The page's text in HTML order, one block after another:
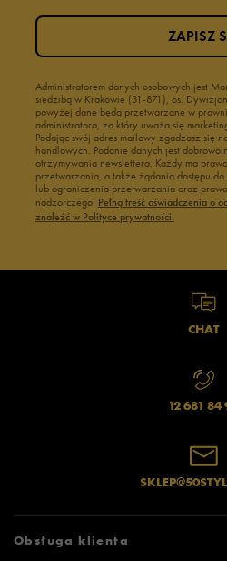
Administratorem danych osobowych jest
siedzibą w Krakowie (31-871), os.
powyżej dane będą przetwarzane w
administratora, za który uważa się
Podając swój adres mailowy zgadzasz się
handlowych. Podanie danych jest
otrzymywania newslettera. Każdy ma
przetwarzania, a także żądania dostępu
lub ograniczenia przetwarzania oraz
nadzorczego. Pełną treść oświadczenia o
znaleźć w Polityce prywatności.
ZAPISZ
CHAT
12 681 84
Obsługa klienta